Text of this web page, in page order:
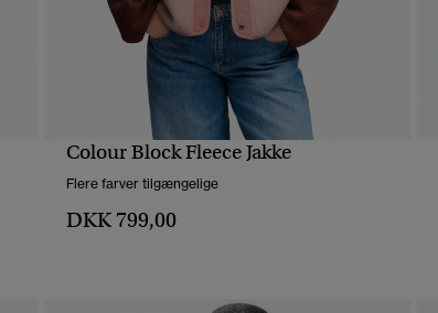
Colour Block Fleece Jakke
Flere farver tilgængelige
DKK 799,00